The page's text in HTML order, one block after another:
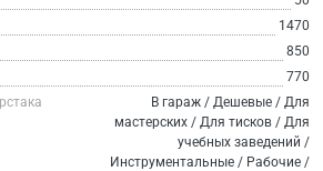
1470
850
770
В гараж / Дешевые / Для
мастерских / Для тисков / Для
учебных заведений /
Инструментальные / Рабочие /